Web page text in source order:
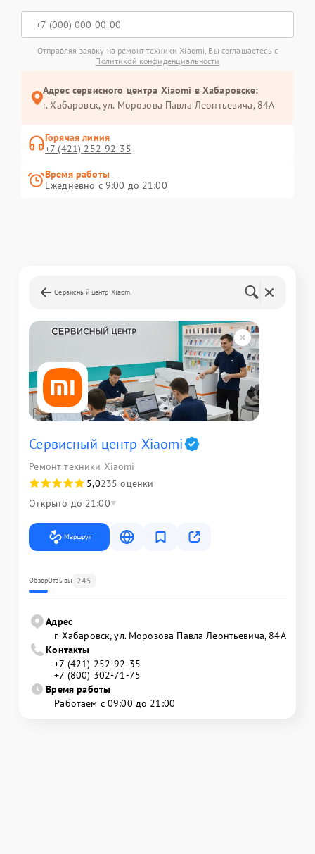
Отправляя заявку на ремонт техники Xiaomi, Вы соглашаетесь с
Политикой конфиденциальности
Адрес сервисного центра Xiaomi в Хабаровске:
г. Хабаровск, ул. Морозова Павла Леонтьевича, 84А
Горячая линия
+7 (421) 252-92-35
Время работы
Ежедневно с 9:00 до 21:00
Сервисный центр Xiaomi
Сервисный центр Xiaomi
Ремонт техники Xiaomi
5,0235 оценки
Открыто до 21:00
Маршрут
ОбзорОтзывы 245
Адрес
г. Хабаровск, ул. Морозова Павла Леонтьевича, 84А
Контакты
+7 (421) 252-92-35
+7 (800) 302-71-75
Время работы
Работаем с 09:00 до 21:00